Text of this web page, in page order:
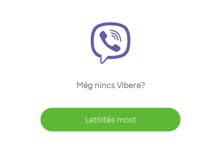
Még nincs Vibere?
Letöltés most